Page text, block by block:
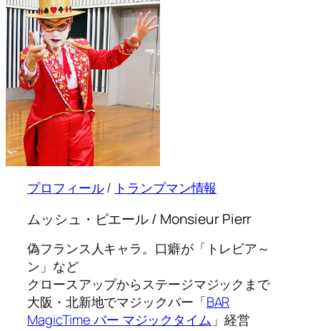
プロフィール/ トランプマン情報
ムッシュ・ピエール / Monsieur Pierr
偽フランス人キャラ。口癖が「トレビア～
ン」など
クロースアップからステージマジックまで
大阪・北新地でマジックバー「BAR
MagicTime バー マジックタイム 」経営